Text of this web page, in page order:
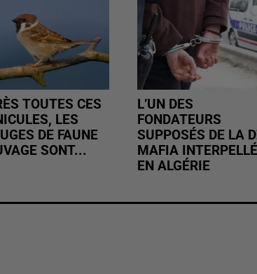
TOUTES CES
LES
DE FAUNE
SONT...
L’UN DES
FONDATEURS
SUPPOSÉS DE LA
MAFIA INTERPELLÉ
EN ALGÉRIE